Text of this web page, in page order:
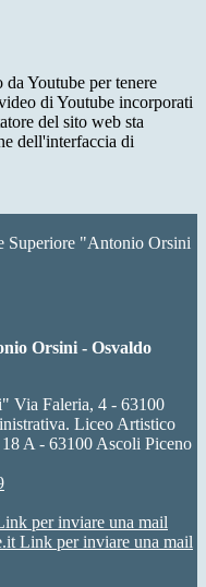
Youtube per tenere
di Youtube incorporati
del sito web sta
dell'interfaccia di
Superiore "Antonio Orsini
Orsini - Osvaldo
Via Faleria, 4 - 63100
Liceo Artistico
A - 63100 Ascoli Piceno
per inviare una mail
Link per inviare una mail